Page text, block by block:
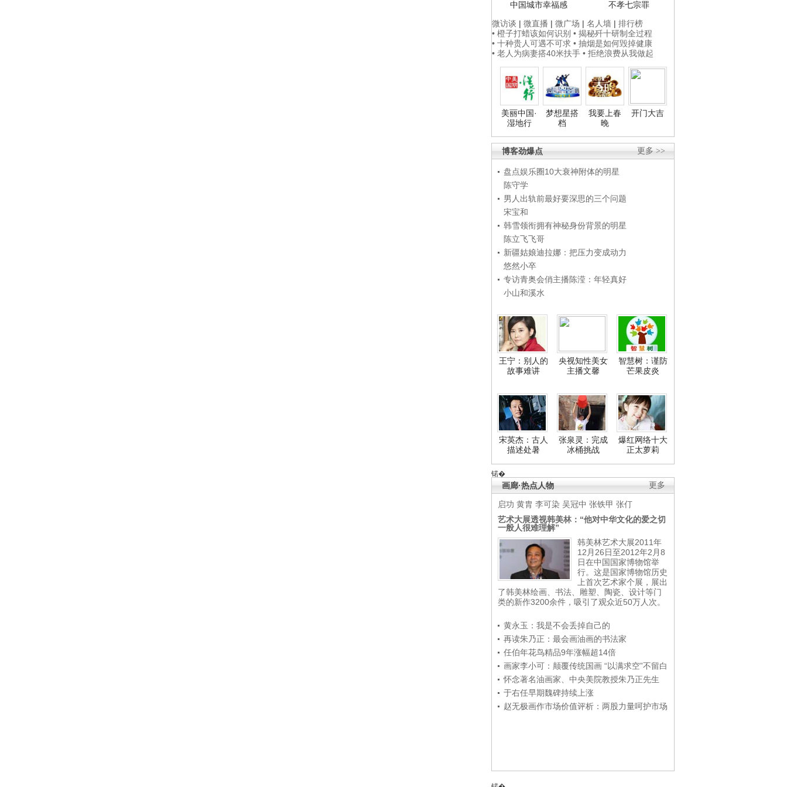
中国城市幸福感
不孝七宗罪
微访谈 | 微直播 | 微广场 | 名人墙 | 排行榜
• 橙子打蜡该如何识别 • 揭秘歼十研制全过程
• 十种贵人可遇不可求 • 抽烟是如何毁掉健康
• 老人为病妻搭40米扶手 • 拒绝浪费从我做起
美丽中国·
湿地行
梦想星搭
档
我要上春
晚
开门大吉
更多 >>
博客劲爆点
盘点娱乐圈10大衰神附体的明星
陈守学
男人出轨前最好要深思的三个问题
宋宝和
韩雪领衔拥有神秘身份背景的明星
陈立飞飞哥
新疆姑娘迪拉娜：把压力变成动力
悠然小卒
专访青奥会俏主播陈滢：年轻真好
小山和溪水
王宁：别人的
故事难讲
央视知性美女
主播文馨
智慧树：谨防
芒果皮炎
宋英杰：古人
描述处暑
张泉灵：完成
冰桶挑战
爆红网络十大
正太萝莉
锘�
更多
画廊·热点人物
启功 黄胄 李可染 吴冠中 张铁甲 张仃
艺术大展透视韩美林：“他对中华文化的爱之切
一般人很难理解”
韩美林艺术大展2011年
12月26日至2012年2月8
日在中国国家博物馆举
行。这是国家博物馆历史
上首次艺术家个展，展出
了韩美林绘画、书法、雕塑、陶瓷、设计等门
类的新作3200余件，吸引了观众近50万人次。
黄永玉：我是不会丢掉自己的
再读朱乃正：最会画油画的书法家
任伯年花鸟精品9年涨幅超14倍
画家李小可：颠覆传统国画 “以满求空”不留白
怀念著名油画家、中央美院教授朱乃正先生
于右任早期魏碑持续上涨
赵无极画作市场价值评析：两股力量呵护市场